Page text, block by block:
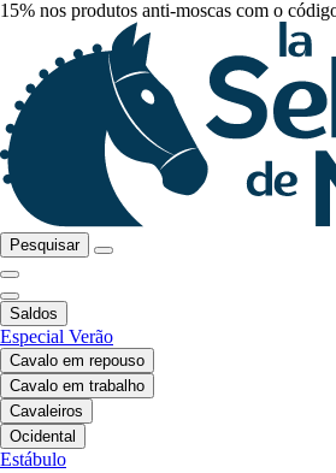
15% nos produtos anti-moscas com o
Pesquisar
Saldos
Especial Verão
Cavalo em repouso
Cavalo em trabalho
Cavaleiros
Ocidental
Estábulo